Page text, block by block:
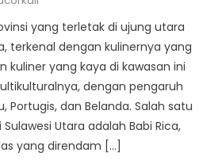
yang terletak di ujung utara
terkenal dengan kulinernya yang
kuliner yang kaya di kawasan ini
dengan pengaruh
Portugis, dan Belanda. Salah satu
Utara adalah Babi Rica,
yang direndam […]